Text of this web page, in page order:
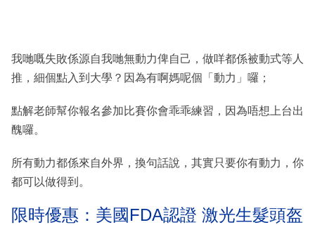
我哋嘅失敗係源自我哋無動力俾自己，做咩都係被動式等人
推，細個點入到大學？因為有啊媽呢個「動力」囉；
點解老師幫你報名參加比賽你會乖乖練習，因為唔想上台出
醜囉。
所有動力都係來自外界，換句話說，其實只要你有動力，你
都可以做得到。
限時優惠：美國FDA認證 激光生髮頭盔